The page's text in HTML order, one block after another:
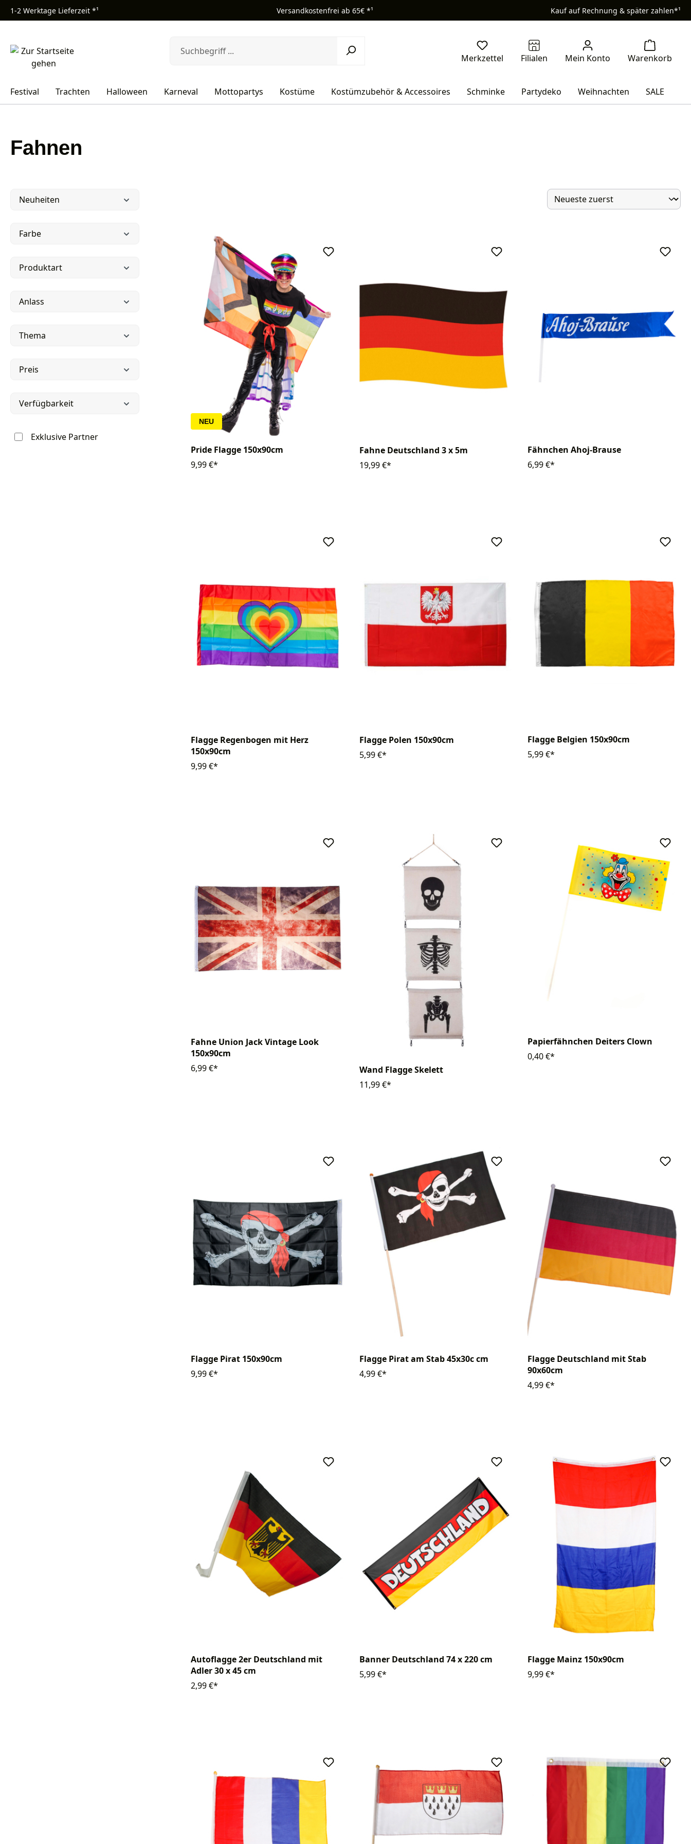
Hauptinhalt springen
Zur Suche springen
Zur Hauptnavigation springen
1-2 Werktage Lieferzeit *¹ Versandkostenfrei ab 65€ *¹ Kauf auf Rechnung & später zahlen*¹
Festival Trachten Halloween Karneval Mottopartys Kostüme Kostümzubehör & Accessoires Schminke Partydeko Weihnachten SALE
Fahnen
Neuheiten
Farbe
Produktart
Anlass
Thema
Preis
Verfügbarkeit
Exklusive Partner
NEU
Pride Flagge 150x90cm
9,99 €*
Fahne Deutschland 3 x 5m
19,99 €*
Fähnchen Ahoj-Brause
6,99 €*
Flagge Regenbogen mit Herz
150x90cm
9,99 €*
Flagge Polen 150x90cm
5,99 €*
Flagge Belgien 150x90cm
5,99 €*
Fahne Union Jack Vintage Look
150x90cm
6,99 €*
Wand Flagge Skelett
11,99 €*
Papierfähnchen Deiters Clown
0,40 €*
Flagge Pirat 150x90cm
9,99 €*
Flagge Pirat am Stab 45x30c cm
4,99 €*
Flagge Deutschland mit Stab
90x60cm
4,99 €*
Autoflagge 2er Deutschland mit
Adler 30 x 45 cm
2,99 €*
Banner Deutschland 74 x 220 cm
5,99 €*
Flagge Mainz 150x90cm
9,99 €*